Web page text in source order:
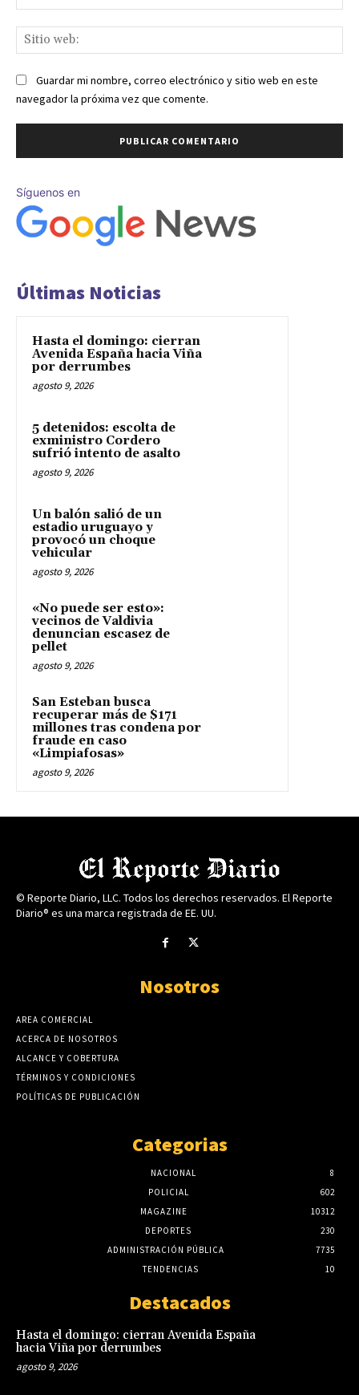
Guardar mi nombre, correo electrónico y sitio web en este
navegador la próxima vez que comente.
Síguenos en
Últimas Noticias
Hasta el domingo: cierran
Avenida España hacia Viña
por derrumbes
agosto 9, 2026
5 detenidos: escolta de
exministro Cordero
sufrió intento de asalto
agosto 9, 2026
Un balón salió de un
estadio uruguayo y
provocó un choque
vehicular
agosto 9, 2026
«No puede ser esto»:
vecinos de Valdivia
denuncian escasez de
pellet
agosto 9, 2026
San Esteban busca
recuperar más de $171
millones tras condena por
fraude en caso
«Limpiafosas»
agosto 9, 2026
© Reporte Diario, LLC. Todos los derechos reservados. El Reporte
Diario® es una marca registrada de EE. UU.
Nosotros
AREA COMERCIAL
ACERCA DE NOSOTROS
ALCANCE Y COBERTURA
TÉRMINOS Y CONDICIONES
POLÍTICAS DE PUBLICACIÓN
Categorias
NACIONAL
8
POLICIAL
602
MAGAZINE
10312
DEPORTES
230
ADMINISTRACIÓN PÚBLICA
7735
TENDENCIAS
10
Destacados
Hasta el domingo: cierran Avenida España
hacia Viña por derrumbes
agosto 9, 2026